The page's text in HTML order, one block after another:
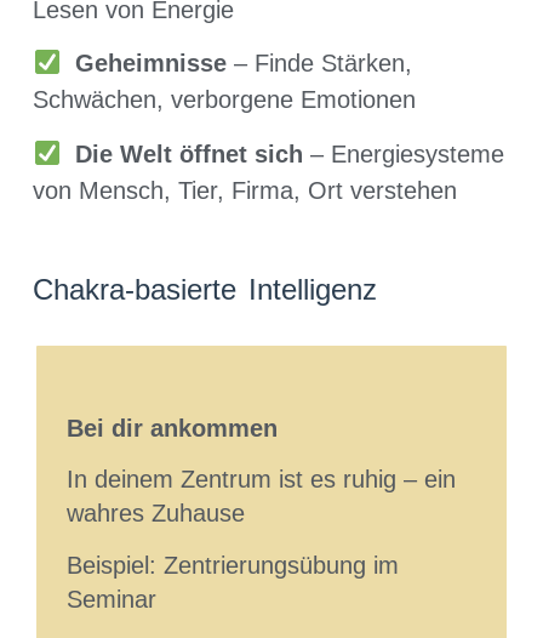
Lesen von Energie
Geheimnisse– Finde Stärken,
Schwächen, verborgene Emotionen
Die Welt öffnet sich – Energiesysteme
von Mensch, Tier, Firma, Ort verstehen
Chakra-basierte Intelligenz
Bei dir ankommen
In deinem Zentrum ist es ruhig – ein
wahres Zuhause
Beispiel: Zentrierungsübung im
Seminar